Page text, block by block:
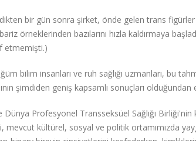
bir gün sonra şirket, önde gelen trans figürler
örneklerinden bazılarını hızla kaldırmaya
etmemişti.)
bilim insanları ve ruh sağlığı uzmanları, bu
şimdiden geniş kapsamlı sonuçları olduğundan
Dünya Profesyonel Transseksüel Sağlığı
kültürel, sosyal ve politik ortamımızda